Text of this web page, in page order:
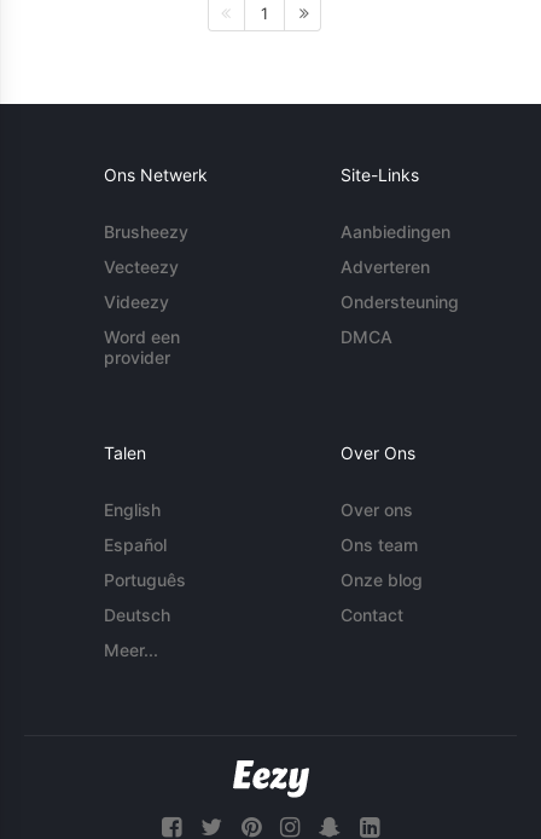
1
Ons Netwerk
Brusheezy
Vecteezy
Videezy
Word een
provider
Site-Links
Aanbiedingen
Adverteren
Ondersteuning
DMCA
Talen
English
Español
Português
Deutsch
Meer...
Over Ons
Over ons
Ons team
Onze blog
Contact